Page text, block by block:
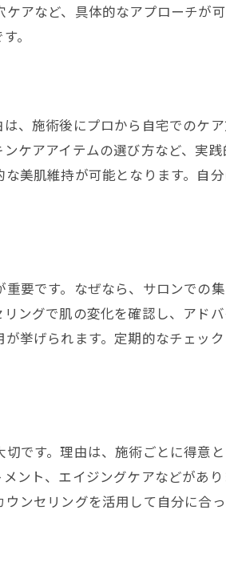
リング活用法を徹底解説
しない情報収集の方法
を知って理想の肌へ
施術の選び方を解説
テの施術内容とは
る通い方のポイント
エステのサービス活用術
身のリフレッシュ体験
リラックスできる理由
アなど、具体的なアプローチが
。
、施術後にプロから自宅でのケ
ケアアイテムの選び方など、実
美肌維持が可能となります。自
要です。なぜなら、サロンでの
ングで肌の変化を確認し、アド
挙げられます。定期的なチェッ
です。理由は、施術ごとに得意
ント、エイジングケアなどがあ
ンセリングを活用して自分に合